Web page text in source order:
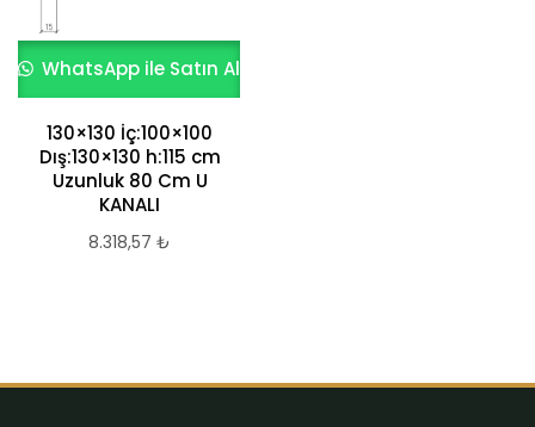
WhatsApp ile Satın Al
130×130 İç:100×100
Dış:130×130 h:115 cm
Uzunluk 80 Cm U
KANALI
8.318,57 ₺